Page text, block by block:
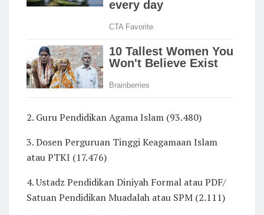
2. Guru Pendidikan Agama Islam (93.480)
3. Dosen Perguruan Tinggi Keagamaan Islam
atau PTKI (17.476)
4. Ustadz Pendidikan Diniyah Formal atau PDF/
Satuan Pendidikan Muadalah atau SPM (2.111)